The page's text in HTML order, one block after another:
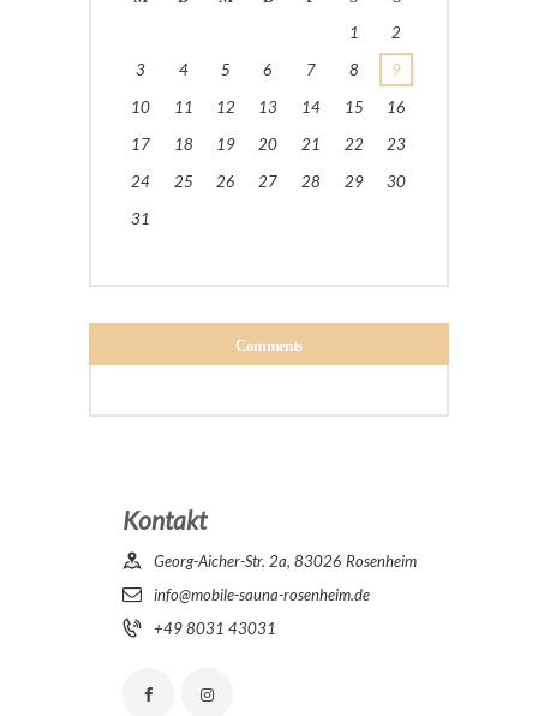
1
2
3
4 5 6 7 8
9
10
11 12 13 14 15
16
17
18 19 20 21 22
23
24
25 26 27 28 29
30
31
Comments
Kontakt
Georg-Aicher-Str. 2a, 83026 Rosenheim
info@mobile-sauna-rosenheim.de
+49 8031 43031